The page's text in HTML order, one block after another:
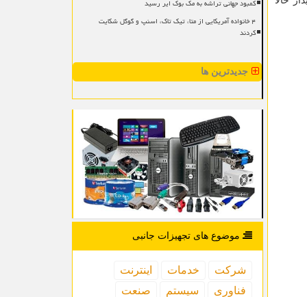
کمبود جهانی تراشه به مک بوک ایر رسید
۴ خانواده آمریکایی از متا، تیک تاک، اسنپ و گوگل شکایت
کردند
جدیدترین ها
موضوع های تجهیزات جانبی
شركت خدمات
اینترنت
فناوری
سیستم
صنعت